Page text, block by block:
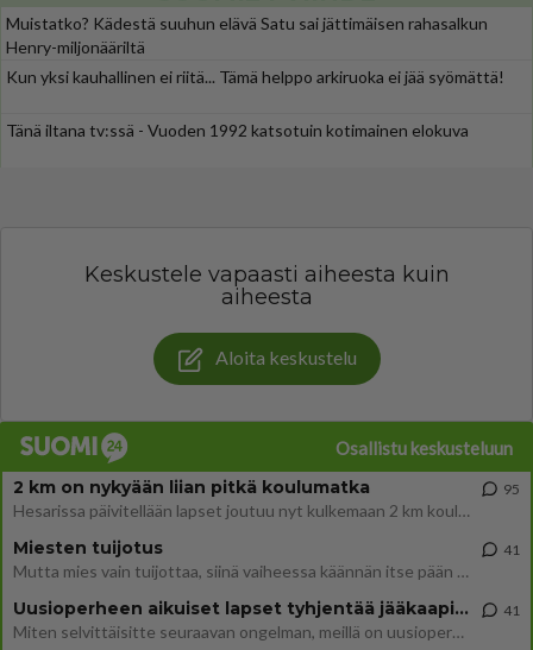
Muistatko? Kädestä suuhun elävä Satu sai jättimäisen rahasalkun
Henry-miljonääriltä
Kun yksi kauhallinen ei riitä... Tämä helppo arkiruoka ei jää syömättä!
Tänä iltana tv:ssä - Vuoden 1992 katsotuin kotimainen elokuva
Keskustele vapaasti aiheesta kuin
aiheesta
Aloita keskustelu
Osallistu keskusteluun
2 km on nykyään liian pitkä koulumatka
Hesarissa päivitellään lapset joutuu nyt kulkemaan 2 km kouluun jösses. Ruostefillarilla tuo matka menee vaikka miten äk
95
Miesten tuijotus
Mutta mies vain tuijottaa, siinä vaiheessa käännän itse pään pois. Mikä juttu? Yleensä jos joku tuijottaa tai katsoo, hä
41
Uusioperheen aikuiset lapset tyhjentää jääkaapin käydessään
Miten selvittäisitte seuraavan ongelman, meillä on uusioperhe, minulla teini-ikäiset lapset ja puolisolla aikuiset, jotk
41